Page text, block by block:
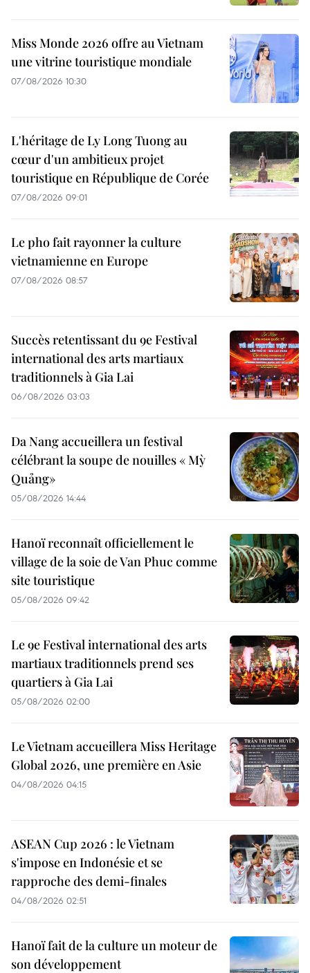
Miss Monde 2026 offre au Vietnam
une vitrine touristique mondiale
07/08/2026 10:30
L'héritage de Ly Long Tuong au
cœur d'un ambitieux projet
touristique en République de Corée
07/08/2026 09:01
Le pho fait rayonner la culture
vietnamienne en Europe
07/08/2026 08:57
Succès retentissant du 9e Festival
international des arts martiaux
traditionnels à Gia Lai
06/08/2026 03:03
Da Nang accueillera un festival
célébrant la soupe de nouilles « Mỳ
Quảng»
05/08/2026 14:44
Hanoï reconnaît officiellement le
village de la soie de Van Phuc comme
site touristique
05/08/2026 09:42
Le 9e Festival international des arts
martiaux traditionnels prend ses
quartiers à Gia Lai
05/08/2026 02:00
Le Vietnam accueillera Miss Heritage
Global 2026, une première en Asie
04/08/2026 04:15
ASEAN Cup 2026 : le Vietnam
s'impose en Indonésie et se
rapproche des demi-finales
04/08/2026 02:51
Hanoï fait de la culture un moteur de
son développement